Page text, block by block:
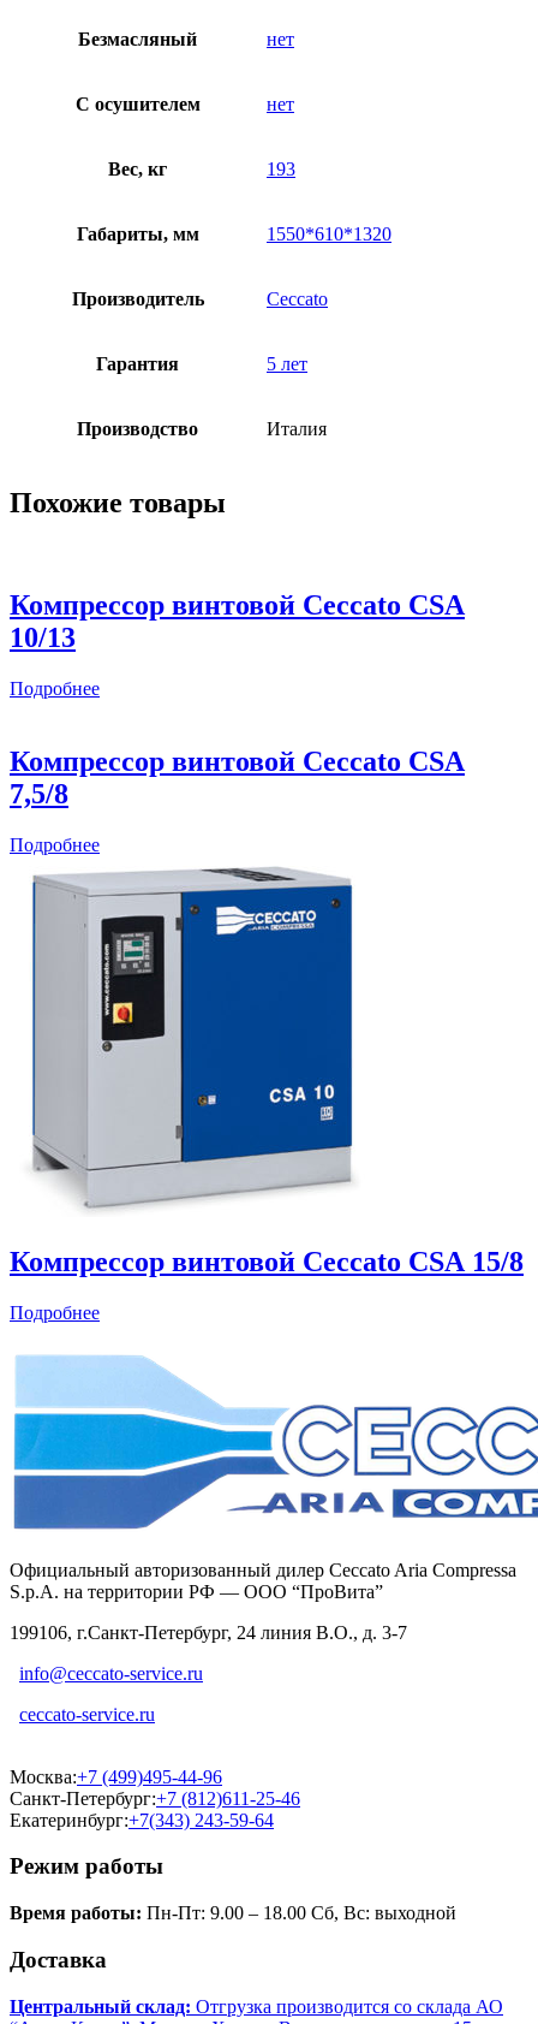
Безмасляный нет
C осушителем нет
Вес, кг 193
Габариты, мм 1550*610*1320
Производитель Ceccato
Гарантия 5 лет
Производство Италия
Похожие товары
Компрессор винтовой Ceccato CSА
10/13
Подробнее
Компрессор винтовой Ceccato CSА
7,5/8
Подробнее
Компрессор винтовой Ceccato CSА 15/8
Подробнее
Официальный авторизованный дилер Ceccato Aria Compressa
S.p.A. на территории РФ — ООО “ПроВита”
199106, г.Санкт-Петербург, 24 линия В.О., д. 3-7
info@ceccato-service.ru
ceccato-service.ru
Москва:+7 (499)495-44-96
Санкт-Петербург:+7 (812)611-25-46
Екатеринбург:+7(343) 243-59-64
Режим работы
Время работы: Пн-Пт: 9.00 – 18.00 Сб, Вс: выходной
Доставка
Центральный склад: Отгрузка производится со склада АО